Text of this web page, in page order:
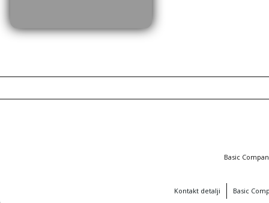
Basic
Kontakt detalji Basic